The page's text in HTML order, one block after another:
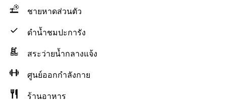
ชายหาดส่วนตัว
ดำน้ำชมปะการัง
สระว่ายน้ำกลางแจ้ง
ศูนย์ออกกำลังกาย
ร้านอาหาร